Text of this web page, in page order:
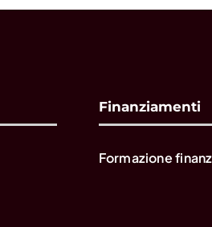
Finanziamenti
Formazione